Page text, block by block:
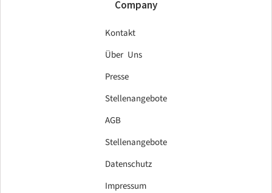
Company
Kontakt
Über Uns
Presse
Stellenangebote
AGB
Stellenangebote
Datenschutz
Impressum